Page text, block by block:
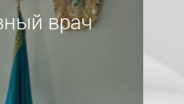
врач